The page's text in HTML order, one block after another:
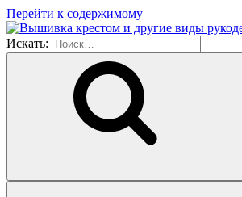
Перейти к содержимому
Искать: